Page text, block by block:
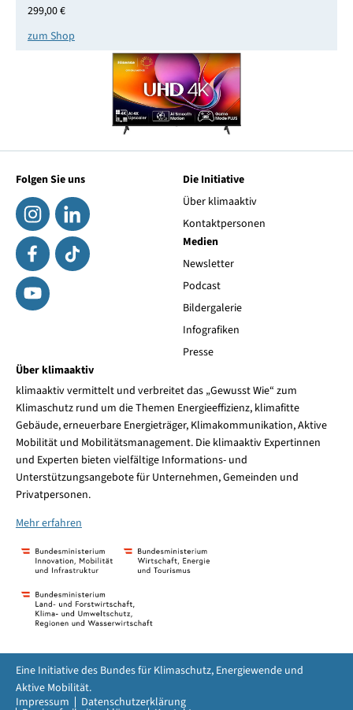
299,00 €
zum Shop
Folgen Sie uns
Die Initiative
Über klimaaktiv
Kontaktpersonen
Medien
Newsletter
Podcast
Bildergalerie
Infografiken
Presse
Über klimaaktiv
klimaaktiv vermittelt und verbreitet das „Gewusst Wie“ zum
Klimaschutz rund um die Themen Energieeffizienz, klimafitte
Gebäude, erneuerbare Energieträger, Klimakommunikation, Aktive
Mobilität und Mobilitätsmanagement. Die klimaaktiv Expertinnen
und Experten bieten vielfältige Informations- und
Unterstützungsangebote für Unternehmen, Gemeinden und
Privatpersonen.
Mehr erfahren
Impressum Datenschutzerklärung
Eine Initiative des Bundes für Klimaschutz, Energiewende und
Aktive Mobilität.